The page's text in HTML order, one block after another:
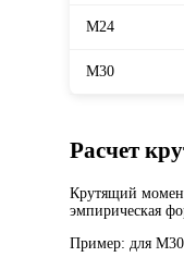
M24
M30
Расчет
Крутящий
эмпирическая
Пример: для